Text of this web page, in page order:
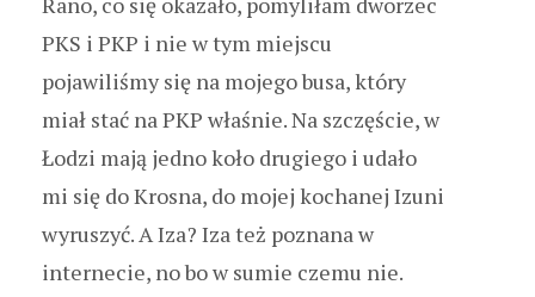
PKS i PKP i nie w tym miejscu
pojawiliśmy się na mojego busa, który
miał stać na PKP właśnie. Na szczęście, w
Łodzi mają jedno koło drugiego i udało
mi się do Krosna, do mojej kochanej Izuni
wyruszyć. A Iza? Iza też poznana w
internecie, no bo w sumie czemu nie.